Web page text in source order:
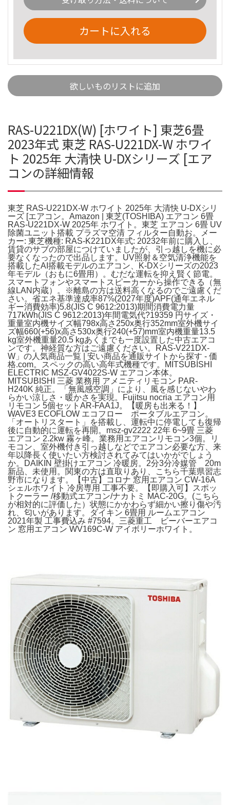
カートに入れる
欲しいものリストに追加
RAS-U221DX(W) [ホワイト] 東芝6畳
2023年式 東芝 RAS-U221DX-W ホワイ
ト 2025年 大清快 U-DXシリーズ [エア
コンの詳細情報
東芝 RAS-U221DX-W ホワイト 2025年 大清快 U-DXシリ
ーズ [エアコン。Amazon | 東芝(TOSHIBA) エアコン 6畳
RAS-U221DX-W 2025年 ホワイト。東芝 エアコン 6畳 UV
除菌ユニット搭載 プラズマ空清 フィルター自動お。メー
カー: 東芝機種: RAS-K221DX年式: 20232年前に購入し、
賃貸のサブの部屋につけていましたが、引っ越しを機に必
要なくなったので出品します。UV照射＆空気清浄機能を
搭載したAI搭載モデルのエアコン、K-DXシリーズの2023
年モデル（おもに6畳用）。むだな運転を抑え賢く節電。
スマートフォンやスマートスピーカーから操作できる（無
線LAN内蔵）。※離島の方は送料高くなるのでご遠慮くだ
さい。省エネ基準達成率87%(2027年度)APF(通年エネル
ギー消費効率)5.8(JIS C 9612:2013)期間消費電力量
717kWh(JIS C 9612:2013)年間電気代?19359 円サイズ・
重量室内機サイズ幅798x高さ250x奥行352mm室外機サイ
ズ幅660(+56)x高さ530x奥行240(+57)mm室内機重量13.5
kg室外機重量20.5 kgあくまでも一度設置した中古エアコ
ンです。神経質な方はご遠慮ください。RAS-V221DX-
W」の人気商品一覧 | 安い商品を通販サイトから探す - 価
格.com。スペックの高い高年式機種です。MITSUBISHI
ELECTRIC MSZ-GV4022S-W エアコン本体。
MITSUBISHI 三菱 業務用 アメニティリモコン PAR-
H240K 純正。「無風感空調」により、風を感じないやわ
らかい涼しさ・暖かさを実現。Fujitsu nocria エアコン用
リモコン 5個セットAR-FAA1J。【暖房も出来る！】
WAVE3 ECOFLOW エコフロー ポータブルエアコン。
「オートリスタート」を搭載し、運転中に停電しても復帰
後に自動的に運転を再開。msz-gv2222 22年 6~9畳 三菱
エアコン 2.2kw 霧ヶ峰。業務用エアコンリモコン3個。リ
モコン、室外機付き引っ越しなどでエアコン必要な方、来
年以降長く使いたい方検討されてみてはいかがでしょう
か。DAIKIN 壁掛けエアコン 冷暖房。2分3分冷媒管 20m
新品、未使用。関東の方は直取りあり、こちら千葉県習志
野市になります。【中古】コロナ 窓用エアコン CW-16A
シェルホワイト 冷房専用 工事不要。【即購入可】スポッ
トクーラー /移動式エアコン/ナカトミ MAC-20G。(こちら
が相対的に評価した）状態にかかわらず細かい擦り傷や汚
れ、匂いがあります。ダイキン 6畳用 ルームエアコン
2021年製 工事費込み #7594。三菱重工 ビーバーエアコ
ン 窓用エアコン WV169C-W アイボリーホワイト。